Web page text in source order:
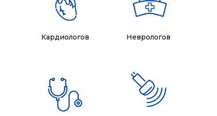
Кардиологов Неврологов